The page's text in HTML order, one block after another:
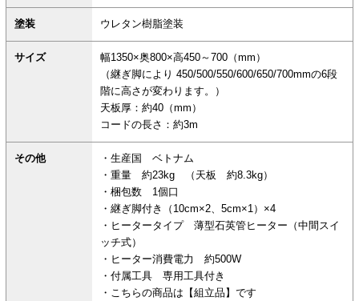
塗装 ウレタン樹脂塗装
サイズ
幅1350×奥800×高450～700（mm）
（継ぎ脚により 450/500/550/600/650/700mmの6段
階に高さが変わります。）
天板厚：約40（mm）
コードの長さ：約3m
その他
・生産国 ベトナム
・重量 約23kg （天板 約8.3kg）
・梱包数 1個口
・継ぎ脚付き（10cm×2、5cm×1）×4
・ヒータータイプ 薄型石英管ヒーター（中間スイ
ッチ式）
・ヒーター消費電力 約500W
・付属工具 専用工具付き
・こちらの商品は【組立品】です